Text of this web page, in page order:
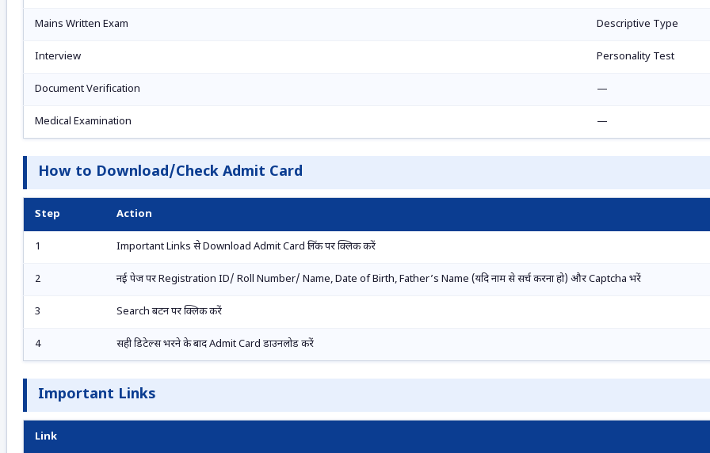
Mains Written Exam Descriptive Type
Interview Personality Test
Document Verification —
Medical Examination —
How to Download/Check Admit Card
Step Action
1 Important Links से Download Admit Card लिंक पर क्लिक करें
2 नई पेज पर Registration ID/ Roll Number/ Name, Date of Birth, Father’s Name (यदि नाम से सर्च करना हो) और Captcha भरें
3 Search बटन पर क्लिक करें
4 सही डिटेल्स भरने के बाद Admit Card डाउनलोड करें
Important Links
Link